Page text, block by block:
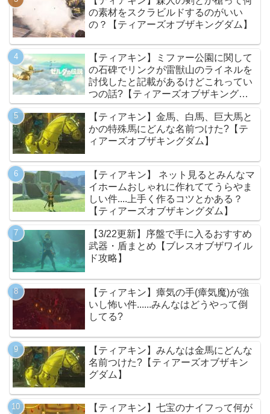
の素材をスクラビルドするのがいい
の？【ティアーズオブザキングダム】
【ティアキン】ミファー公園に関して
の石碑でリンクが雷獣山のライネルを
討伐したと記載があるけどこれってい
つの話?【ティアーズオブザキングダ
ム】
【ティアキン】金馬、白馬、巨大馬と
かの特殊馬にどんな名前つけた?【テ
ィアーズオブザキングダム】
【ティアキン】 ネット見るとみんなマ
イホームおしゃれに作れててうらやま
しい件....上手く作るコツとかある？
【ティアーズオブザキングダム】
【3/22更新】序盤で手に入るおすすめ
武器・盾まとめ【ブレスオブザワイル
ド攻略】
【ティアキン】瘴気の手(瘴気魔)が強
いし怖い件......みんなはどうやって倒
してる?
【ティアキン】みんなは金馬にどんな
名前つけた?【ティアーズオブザキン
グダム】
【ティアキン】七宝のナイフって何が